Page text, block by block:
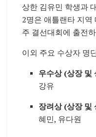
상한 김유민 학생과
2명은 애틀랜타 지역
주 결선대회에 출전
이외 주요 수상자 명
우수상 (상장 및
강유
장려상 (상장 및
혜민, 유다원